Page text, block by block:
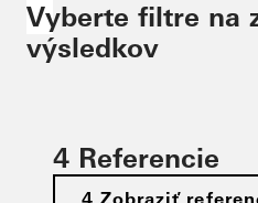
Vyberte filtre na
výsledkov
4 Referencie
4 Zobraziť